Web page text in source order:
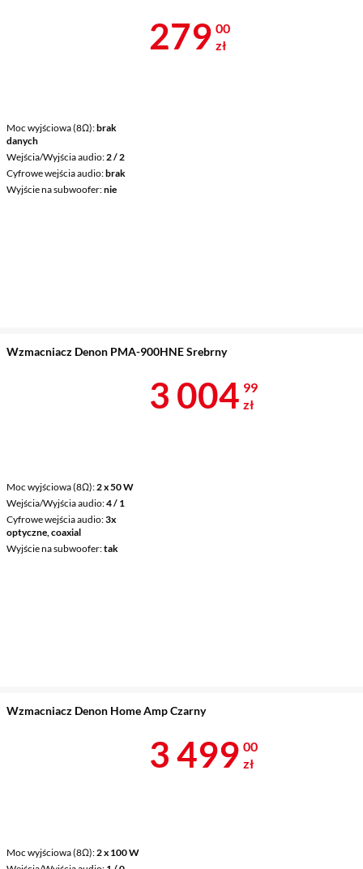
Moc wyjściowa (8Ω) brak
danych
Wejścia/Wyjścia audio 2 / 2
Cyfrowe wejścia audio brak
Wyjście na subwoofer nie
Cena 279 zł
279 00
zł
Wzmacniacz Denon PMA-900HNE Srebrny
Moc wyjściowa (8Ω) 2 x 50 W
Wejścia/Wyjścia audio 4 / 1
Cyfrowe wejścia audio 3x
optyczne, coaxial
Wyjście na subwoofer tak
Cena 3
3 004 99
zł
Wzmacniacz Denon Home Amp Czarny
Moc wyjściowa (8Ω) 2 x 100 W
Cena 3 499 zł
3 499 00
zł